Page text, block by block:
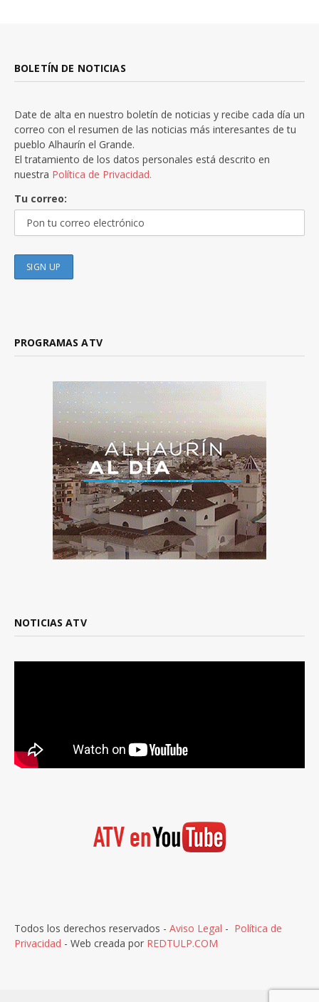
BOLETÍN DE NOTICIAS
Date de alta en nuestro boletín de noticias y recibe cada día un
correo con el resumen de las noticias más interesantes de tu
pueblo Alhaurín el Grande.
El tratamiento de los datos personales está descrito en
nuestra Política de Privacidad.
Tu correo:
PROGRAMAS ATV
NOTICIAS ATV
Todos los derechos reservados - Aviso Legal - Política de
Privacidad - Web creada por REDTULP.COM